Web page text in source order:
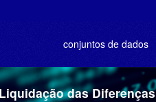
conjuntos de dados
das Diferenças